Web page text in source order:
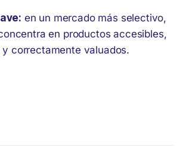
en un mercado más selectivo,
en productos accesibles,
y correctamente valuados.